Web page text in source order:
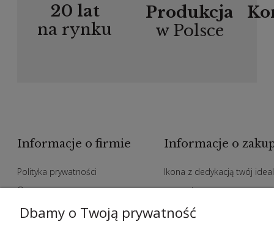
20 lat
na rynku
Produkcja
w Polsce
Informacje o firmie
Polityka prywatności
O nas
Zakupy hurtowe
Informacje o
Ikona z dedykacją twój
prezent
Indywidualne zamowienia
Dbamy o Twoją prywatność